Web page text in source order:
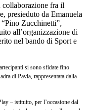
collaborazione fra il
presieduto da Emanuela
Zucchinetti”,
all’organizzazione di
nel bando di Sport e
si sono sfidate fino
di Pavia, rappresentata dalla
– istituito, per l’occasione dal